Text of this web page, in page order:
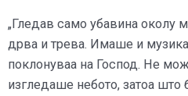
„Гледав само убавина
дрва и трева. Имаше и
поклонуваа на Господ. Не
изгледаше небото, затоа